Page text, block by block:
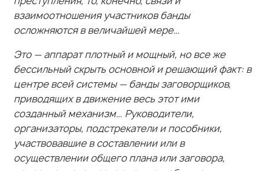
осложняются в величайшей мере…
Это — аппарат плотный и мощный, но все же
центре всей системы — банды заговорщиков,
приводящих в движение весь этот ими
созданный механизм… Руководители,
организаторы, подстрекатели и пособники,
участвовавшие в составлении или в
осуществлении общего плана или заговора,
направленного к совершению любых из
преступлений против мира, против законов и